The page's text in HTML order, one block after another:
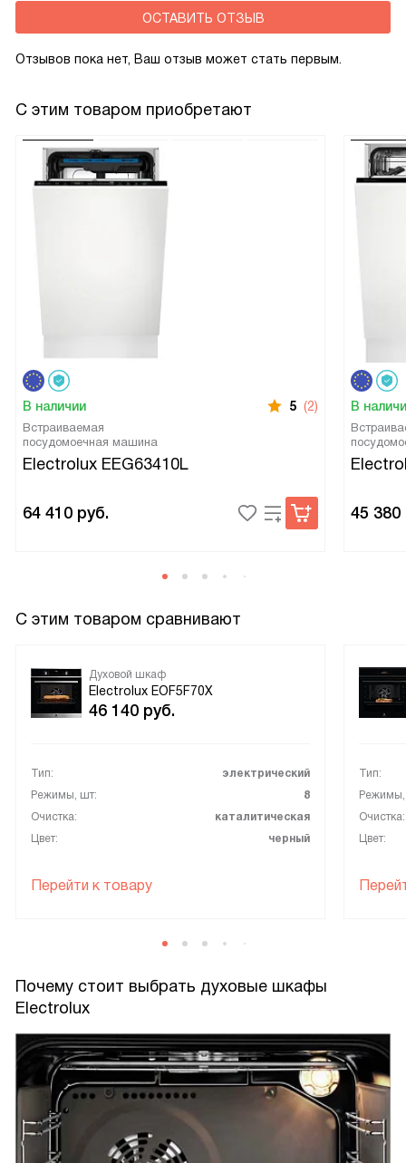
ОСТАВИТЬ ОТЗЫВ
Отзывов пока нет, Ваш отзыв может стать первым.
С этим товаром приобретают
В наличии 5 (2)
Встраиваемая
посудомоечная машина
Electrolux EEG63410L
64 410 руб.
В
45 380
С этим товаром сравнивают
Духовой шкаф
Electrolux EOF5F70X
46 140 руб.
Тип:
электрический
Режимы, шт:
8
Очистка:
каталитическая
Цвет:
черный
Перейти к товару
Тип:
Очистка:
Цвет:
Почему стоит выбрать духовые шкафы
Electrolux